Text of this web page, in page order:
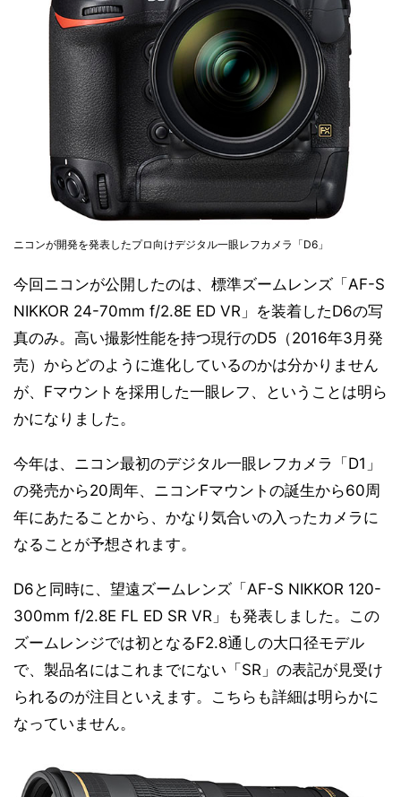
ニコンが開発を発表したプロ向けデジタル一眼レフカメラ「D6」
今回ニコンが公開したのは、標準ズームレンズ「AF-S
NIKKOR 24-70mm f/2.8E ED VR」を装着したD6の写
真のみ。高い撮影性能を持つ現行のD5（2016年3月発
売）からどのように進化しているのかは分かりません
が、Fマウントを採用した一眼レフ、ということは明ら
かになりました。
今年は、ニコン最初のデジタル一眼レフカメラ「D1」
の発売から20周年、ニコンFマウントの誕生から60周
年にあたることから、かなり気合いの入ったカメラに
なることが予想されます。
D6と同時に、望遠ズームレンズ「AF-S NIKKOR 120-
300mm f/2.8E FL ED SR VR」も発表しました。この
ズームレンジでは初となるF2.8通しの大口径モデル
で、製品名にはこれまでにない「SR」の表記が見受け
られるのが注目といえます。こちらも詳細は明らかに
なっていません。